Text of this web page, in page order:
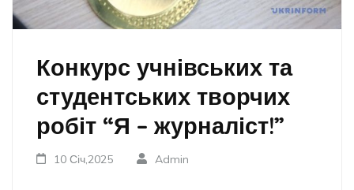
Конкурс учнівських та
студентських творчих
робіт “Я – журналіст!”
10 Січ,2025 Admin